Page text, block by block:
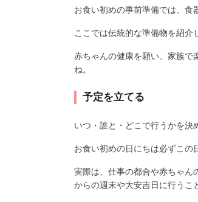
お食い初めの事前準備では、食
ここでは伝統的な準備物を紹介
赤ちゃんの健康を願い、家族で
ね。
予定を立てる
いつ・誰と・どこで行うかを決
お食い初めの日にちは必ずこの
実際は、仕事の都合や赤ちゃん
からの週末や大安吉日に行うこ